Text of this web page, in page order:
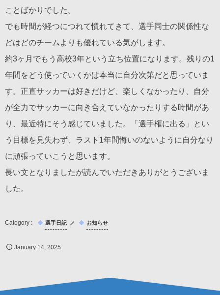
ことばかりでした。
でも時間が経つにつれて慣れてきて、選手同士の関係性な
どはどのチームよりも優れている気がします。
約3ヶ月でもう高校3年という立ち位置になります。残りの1
年間をどう使っていくかは本当に自分次第だと思っていま
す。正直サッカーは好きだけど、楽しくなかったり、自分
が全力でサッカーに向き合えていなかったりする時間があ
り、最近特にそう感じていました。「選手権に出る」とい
う目標を見失わず、ラスト1年間悔いのないように自分なり
に頑張っていこうと思います。
長い文となりましたが読んでいただきありがとうございま
した。
選手日記 お知らせ
January 14 ,2025